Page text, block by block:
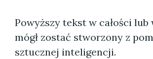
Powyższy tekst w całości lub
mógł zostać stworzony z
sztucznej inteligencji.